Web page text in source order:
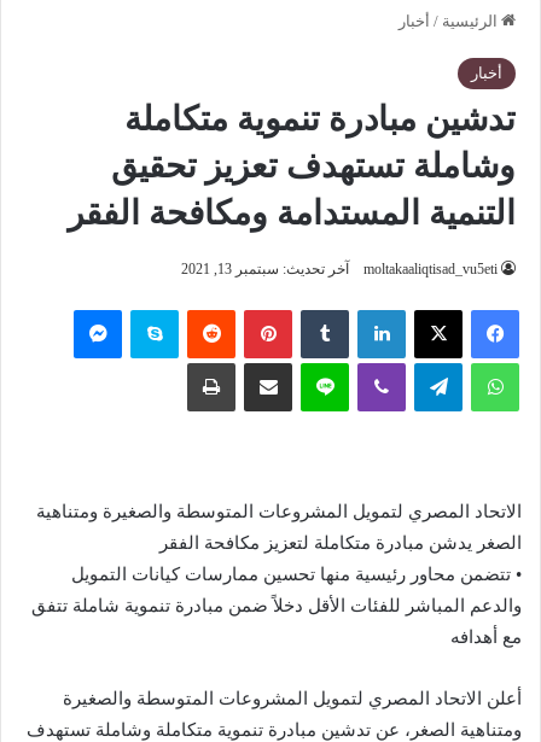
الرئيسية / أخبار
أخبار
تدشين مبادرة تنموية متكاملة
وشاملة تستهدف تعزيز تحقيق
التنمية المستدامة ومكافحة الفقر
moltakaaliqtisad_vu5eti آخر تحديث: سبتمبر 13, 2021
فيسبوك ‫X لينكدإن بينتيريست سكايب
واتساب تيلقرام لاين
الاتحاد المصري لتمويل المشروعات المتوسطة والصغيرة ومتناهية
الصغر يدشن مبادرة متكاملة لتعزيز مكافحة الفقر
• تتضمن محاور رئيسية منها تحسين ممارسات كيانات التمويل
والدعم المباشر للفئات الأقل دخلاً ضمن مبادرة تنموية شاملة تتفق
مع أهدافه
أعلن الاتحاد المصري لتمويل المشروعات المتوسطة والصغيرة
ومتناهية الصغر، عن تدشين مبادرة تنموية متكاملة وشاملة تستهدف